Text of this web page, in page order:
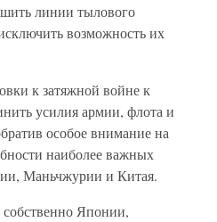
линии тылового
возможность их
к затяжной войне к
усилия армии, флота и
особое внимание на
наиболее важных
Маньчжурии и Китая.
собственно Японии,